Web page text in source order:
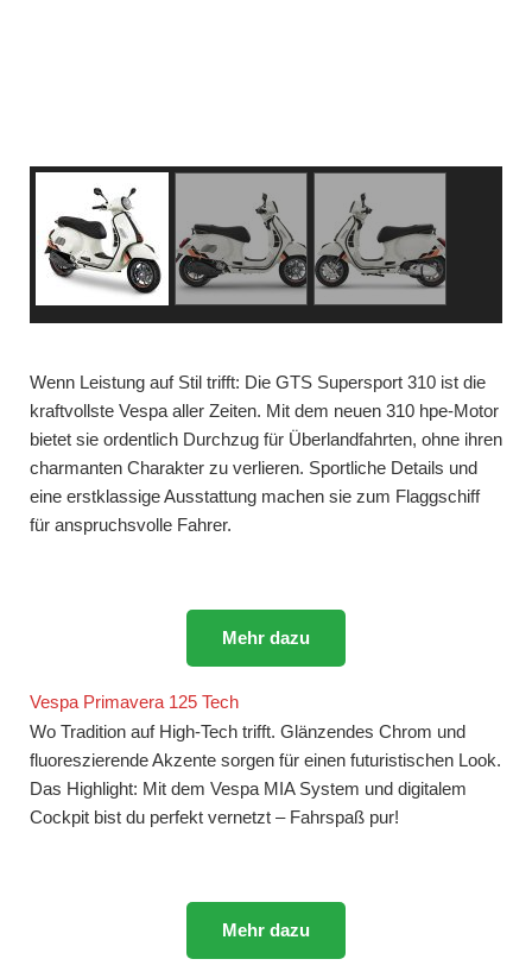
Wenn Leistung auf Stil trifft: Die GTS Supersport 310 ist die
kraftvollste Vespa aller Zeiten. Mit dem neuen 310 hpe-Motor
bietet sie ordentlich Durchzug für Überlandfahrten, ohne ihren
charmanten Charakter zu verlieren. Sportliche Details und
eine erstklassige Ausstattung machen sie zum Flaggschiff
für anspruchsvolle Fahrer.
Mehr dazu
Vespa Primavera 125 Tech
Wo Tradition auf High-Tech trifft. Glänzendes Chrom und
fluoreszierende Akzente sorgen für einen futuristischen Look.
Das Highlight: Mit dem Vespa MIA System und digitalem
Cockpit bist du perfekt vernetzt – Fahrspaß pur!
Mehr dazu